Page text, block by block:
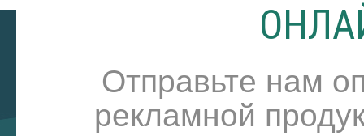
Отправьте нам
рекламной